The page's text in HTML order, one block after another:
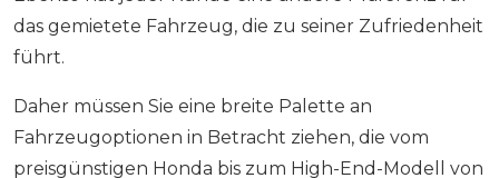
das gemietete Fahrzeug, die zu seiner Zufriedenheit
führt.
Daher müssen Sie eine breite Palette an
Fahrzeugoptionen in Betracht ziehen, die vom
preisgünstigen Honda bis zum High-End-Modell von